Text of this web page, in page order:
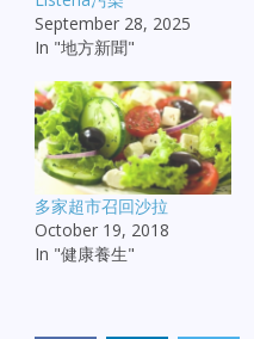
September 28, 2025
In "地方新聞"
多家超市召回沙拉
October 19, 2018
In "健康養生"